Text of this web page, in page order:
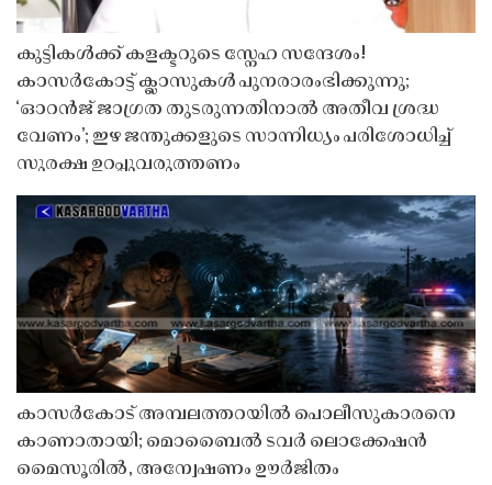
കുട്ടികൾക്ക് കളക്ടറുടെ സ്നേഹ സന്ദേശം!
കാസർകോട്ട് ക്ലാസുകൾ പുനരാരംഭിക്കുന്നു;
‘ഓറൻജ് ജാഗ്രത തുടരുന്നതിനാൽ അതീവ ശ്രദ്ധ
വേണം’; ഇഴ ജന്തുക്കളുടെ സാന്നിധ്യം പരിശോധിച്ച്
സുരക്ഷ ഉറപ്പുവരുത്തണം
കാസർകോട് അമ്പലത്തറയിൽ പൊലീസുകാരനെ
കാണാതായി; മൊബൈൽ ടവർ ലൊക്കേഷൻ
മൈസൂരിൽ, അന്വേഷണം ഊർജിതം